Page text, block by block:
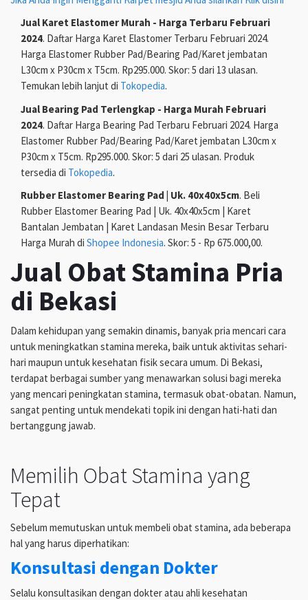
Jual Karet Elastomer Murah - Harga Terbaru Februari
2024. Daftar Harga Karet Elastomer Terbaru Februari 2024.
Harga Elastomer Rubber Pad/Bearing Pad/Karet jembatan
L30cm x P30cm x T5cm. Rp295.000. Skor: 5 dari 13 ulasan.
Temukan lebih lanjut di Tokopedia.
Jual Bearing Pad Terlengkap - Harga Murah Februari
2024. Daftar Harga Bearing Pad Terbaru Februari 2024. Harga
Elastomer Rubber Pad/Bearing Pad/Karet jembatan L30cm x
P30cm x T5cm. Rp295.000. Skor: 5 dari 25 ulasan. Produk
tersedia di Tokopedia.
Rubber Elastomer Bearing Pad | Uk. 40x40x5cm. Beli
Rubber Elastomer Bearing Pad | Uk. 40x40x5cm | Karet
Bantalan Jembatan | Karet Landasan Mesin Besar Terbaru
Harga Murah di Shopee Indonesia. Skor: 5 - Rp 675.000,00.
Jual Obat Stamina Pria
di Bekasi
Dalam kehidupan yang semakin dinamis, banyak pria mencari cara
untuk meningkatkan stamina mereka, baik untuk aktivitas sehari-
hari maupun untuk kesehatan fisik secara umum. Di Bekasi,
terdapat berbagai sumber yang menawarkan solusi bagi mereka
yang mencari peningkatan stamina, termasuk obat-obatan. Namun,
sangat penting untuk mendekati topik ini dengan hati-hati dan
bertanggung jawab.
Memilih Obat Stamina yang
Tepat
Sebelum memutuskan untuk membeli obat stamina, ada beberapa
hal yang harus diperhatikan:
Konsultasi dengan Dokter
Selalu konsultasikan dengan dokter atau ahli kesehatan